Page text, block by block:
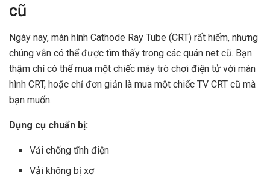
cũ
Ngày nay, màn hình Cathode Ray Tube (CRT) rất hiếm, nhưng
chúng vẫn có thể được tìm thấy trong các quán net cũ. Bạn
thậm chí có thể mua một chiếc máy trò chơi điện tử với màn
hình CRT, hoặc chỉ đơn giản là mua một chiếc TV CRT cũ mà
bạn muốn.
Dụng cụ chuẩn bị:
Vải chống tĩnh điện
Vải không bị xơ